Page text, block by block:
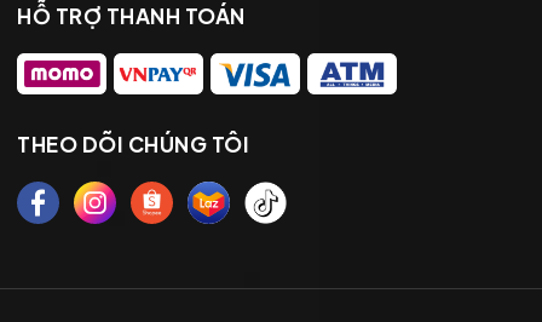
HỖ TRỢ THANH TOÁN
THEO DÕI CHÚNG TÔI